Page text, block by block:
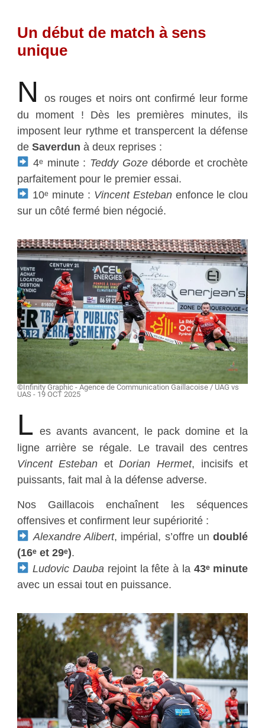
Un début de match à sens
unique
N
os rouges et noirs ont confirmé leur forme
du moment ! Dès les premières minutes, ils
imposent leur rythme et transpercent la défense
de Saverdun à deux reprises :
4ᵉ minute : Teddy Gozedéborde et crochète
parfaitement pour le premier essai.
10ᵉ minute : Vincent Estebanenfonce le clou
sur un côté fermé bien négocié.
©Infinity Graphic - Agence de Communication Gaillacoise / UAG vs
UAS - 19 OCT 2025
L es avants avancent, le pack domine et la
ligne arrière se régale. Le travail des centres
Vincent Esteban etDorian Hermet, incisifs et
puissants, fait mal à la défense adverse.
Nos Gaillacois enchaînent les séquences
offensives et confirment leur supériorité :
Alexandre Alibert, impérial, s’offre undoublé
(16ᵉ et 29ᵉ).
Ludovic Dauba rejoint la fête à la 43ᵉ minute
avec un essai tout en puissance.